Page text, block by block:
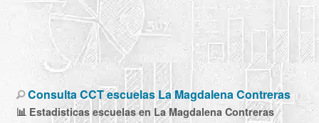
Consulta CCT escuelas La Magdalena Contreras
📊 Estadisticas escuelas en La Magdalena Contreras